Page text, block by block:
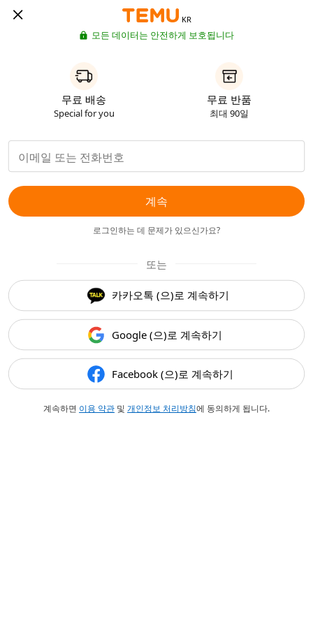
KR
모든 데이터는 안전하게 보호됩니다
무료 배송
Special for you
무료 반품
최대 90일
계속
로그인하는 데 문제가 있으신가요?
또는
카카오톡 (으)로 계속하기
Google (으)로 계속하기
Facebook (으)로 계속하기
계속하면 이용 약관 및 개인정보 처리방침에 동의하게 됩니다.